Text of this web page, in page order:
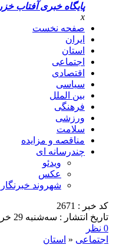
پایگاه خبری آفتاب خزر
x
صفحه نخست
ایران
استان
اجتماعی
اقتصادی
سیاسی
بین الملل
فرهنگی
ورزشی
سلامت
مناقصه و مزایده
چندرسانه ای
ویدئو
عکس
شهروند خبرنگار
کد خبر : 2671
تاریخ انتشار : سه‌شنبه 29 خرداد 1403 - 21:48
0 نظر
اجتماعی « استان